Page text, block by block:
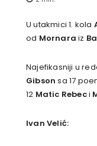
U utakmici 1. kola
od Mornaraiz
Najefikasniji u
Gibson sa 17
12 Matic Rebeci
Ivan Velić: